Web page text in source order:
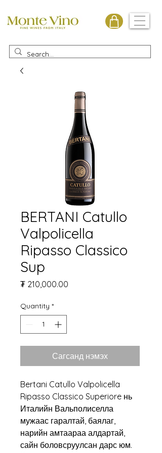
Monte Vino
BERTANI Catullo
Valpolicella
Ripasso Classico
Sup
₮ 210,000.00
Quantity *
Сагсанд нэмэх
Bertani Catullo Valpolicella
Ripasso Classico Superiore нь
Италийн Вальполиселла
мужаас гаралтай, баялаг,
нарийн амтаараа алдартай,
сайн боловсруулсан дарс юм.